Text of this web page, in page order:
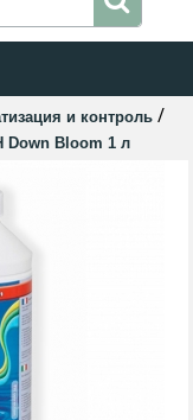
и контроль /
Down Bloom 1 л